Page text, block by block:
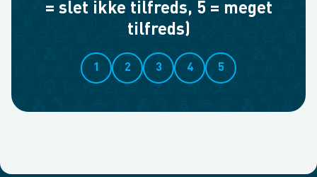
= slet ikke tilfreds, 5 = meget
tilfreds)
1 2 3 4 5